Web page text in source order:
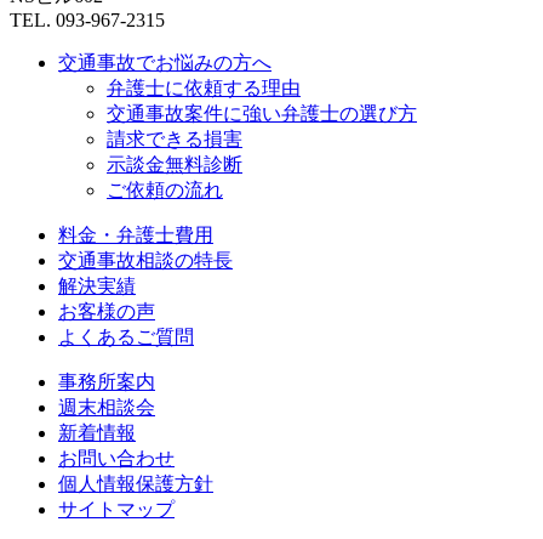
TEL. 093-967-2315
交通事故でお悩みの方へ
弁護士に依頼する理由
交通事故案件に強い弁護士の選び方
請求できる損害
示談金無料診断
ご依頼の流れ
料金・弁護士費用
交通事故相談の特長
解決実績
お客様の声
よくあるご質問
事務所案内
週末相談会
新着情報
お問い合わせ
個人情報保護方針
サイトマップ